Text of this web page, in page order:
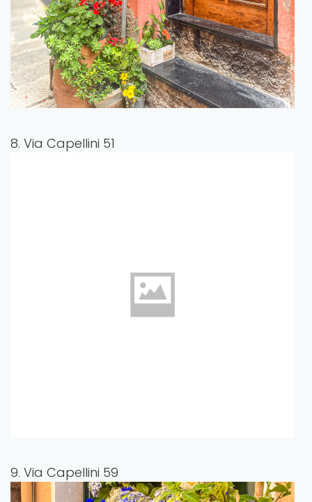
8. Via Capellini 51
9. Via Capellini 59